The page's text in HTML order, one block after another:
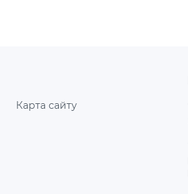
Карта сайту